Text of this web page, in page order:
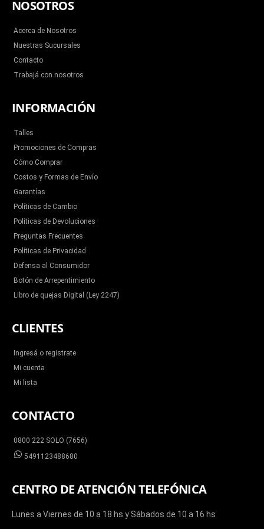
o e b
NOSOTROS
Acerca de Nosotros
Nuestras Sucursales
Contacto
Trabajá con nosotros
INFORMACIÓN
Talles
Promociones de Compras
Cómo Comprar
Costos y Formas de Envío
Garantías
Políticas de Cambio
Políticas de Devoluciones
Preguntas Frecuentes
Políticas de Privacidad
Defensa al Consumidor
Botón de Arrepentimiento
Libro de quejas Digital (Ley 2247)
CLIENTES
Ingresá o registrate
Mi cuenta
Mi lista
CONTACTO
0800 222 SOLO (7656)
5491123488680
CENTRO DE ATENCIÓN TELEFÓNICA
Lunes a Viernes de 10 a 18 hs y Sábados de 10 a 16 hs